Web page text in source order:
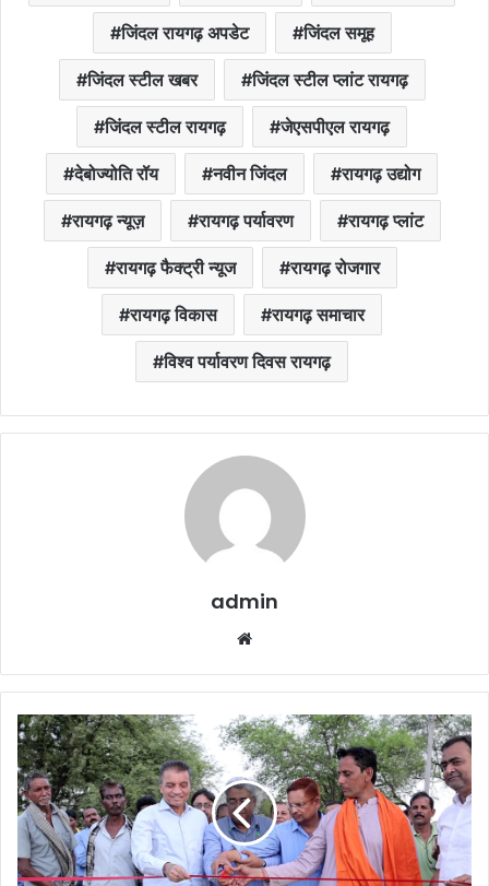
जिंदल रायगढ़ अपडेट जिंदल समूह
जिंदल स्टील खबर जिंदल स्टील प्लांट रायगढ़
जिंदल स्टील रायगढ़ जेएसपीएल रायगढ़
देबोज्योति रॉय नवीन जिंदल रायगढ़ उद्योग
रायगढ़ न्यूज़ रायगढ़ पर्यावरण रायगढ़ प्लांट
रायगढ़ फैक्ट्री न्यूज रायगढ़ रोजगार
रायगढ़ विकास रायगढ़ समाचार
विश्व पर्यावरण दिवस रायगढ़
admin
Gangasagar
Talab
:
सूखते
गंगासागर
को
जिंदल